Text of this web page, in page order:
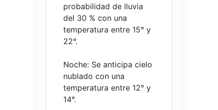
probabilidad de lluvia
del 30 % con una
temperatura entre 15° y
22°.
Noche: Se anticipa cielo
nublado con una
temperatura entre 12° y
14°.